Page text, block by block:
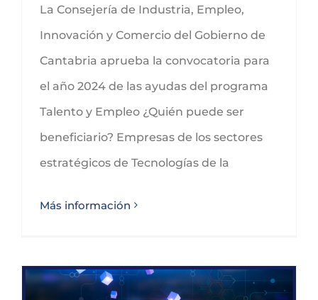
La Consejería de Industria, Empleo,
Innovación y Comercio del Gobierno de
Cantabria aprueba la convocatoria para
el año 2024 de las ayudas del programa
Talento y Empleo ¿Quién puede ser
beneficiario? Empresas de los sectores
estratégicos de Tecnologías de la
Más información